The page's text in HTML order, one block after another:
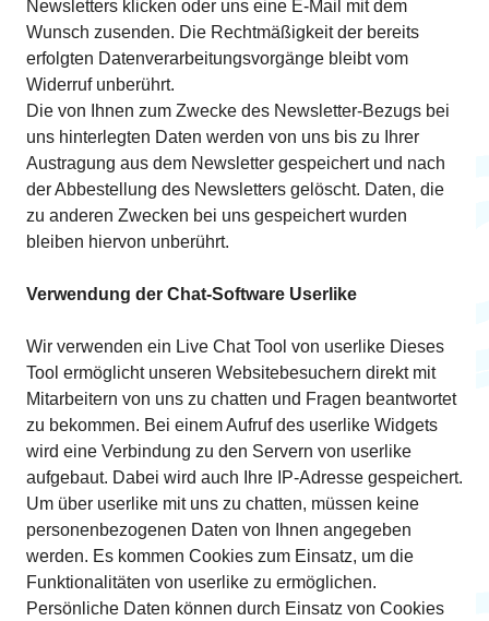
Newsletters klicken oder uns eine E-Mail mit dem
Wunsch zusenden. Die Rechtmäßigkeit der bereits
erfolgten Datenverarbeitungsvorgänge bleibt vom
Widerruf unberührt.
Die von Ihnen zum Zwecke des Newsletter-Bezugs bei
uns hinterlegten Daten werden von uns bis zu Ihrer
Austragung aus dem Newsletter gespeichert und nach
der Abbestellung des Newsletters gelöscht. Daten, die
zu anderen Zwecken bei uns gespeichert wurden
bleiben hiervon unberührt.
Verwendung der Chat-Software Userlike
Wir verwenden ein Live Chat Tool von userlike Dieses
Tool ermöglicht unseren Websitebesuchern direkt mit
Mitarbeitern von uns zu chatten und Fragen beantwortet
zu bekommen. Bei einem Aufruf des userlike Widgets
wird eine Verbindung zu den Servern von userlike
aufgebaut. Dabei wird auch Ihre IP-Adresse gespeichert.
Um über userlike mit uns zu chatten, müssen keine
personenbezogenen Daten von Ihnen angegeben
werden. Es kommen Cookies zum Einsatz, um die
Funktionalitäten von userlike zu ermöglichen.
Persönliche Daten können durch Einsatz von Cookies